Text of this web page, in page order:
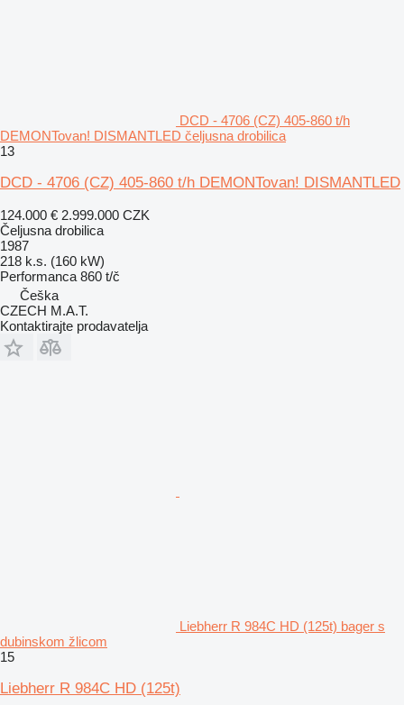
DCD - 4706 (CZ) 405-860 t/h
DEMONTovan! DISMANTLED čeljusna drobilica
13
DCD - 4706 (CZ) 405-860 t/h DEMONTovan! DISMANTLED
124.000 € 2.999.000 CZK
Čeljusna drobilica
1987
218 k.s. (160 kW)
Performanca 860 t/č
Češka
CZECH M.A.T.
Kontaktirajte prodavatelja
Liebherr R 984C HD (125t) bager s
dubinskom žlicom
15
Liebherr R 984C HD (125t)